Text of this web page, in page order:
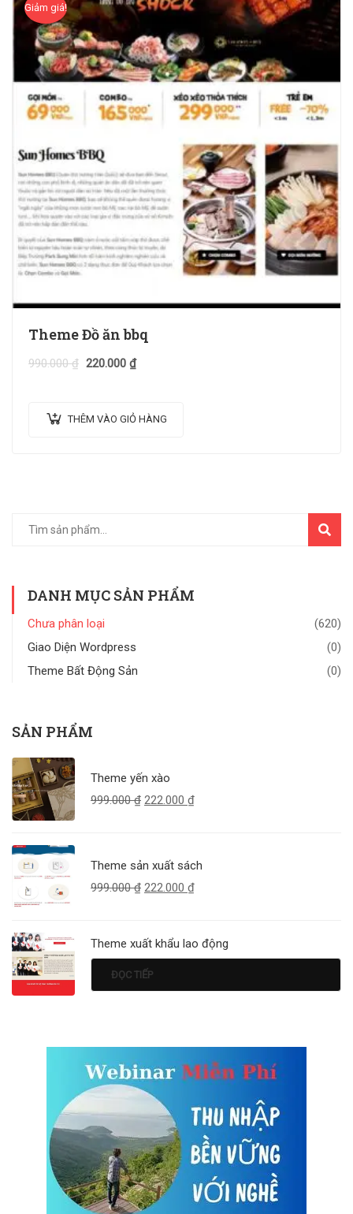
Giảm giá!
Theme Đồ ăn bbq
990.000₫ 220.000 ₫
THÊM VÀO GIỎ HÀNG
TÌM
DANH MỤC SẢN PHẨM
Chưa phân loại
(620)
Giao Diện Wordpress
(0)
Theme Bất Động Sản
(0)
SẢN PHẨM
Theme yến xào
999.000₫ 222.000 ₫
Theme sản xuất sách
999.000₫ 222.000 ₫
Theme xuất khẩu lao động
ĐỌC TIẾP